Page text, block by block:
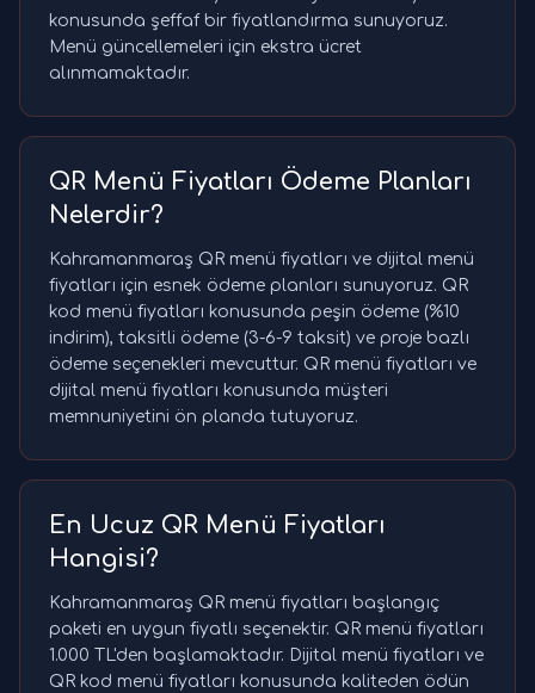
konusunda şeffaf bir fiyatlandırma sunuyoruz.
Menü güncellemeleri için ekstra ücret
alınmamaktadır.
QR Menü Fiyatları Ödeme Planları
Nelerdir?
Kahramanmaraş QR menü fiyatları ve dijital menü
fiyatları için esnek ödeme planları sunuyoruz. QR
kod menü fiyatları konusunda peşin ödeme (%10
indirim), taksitli ödeme (3-6-9 taksit) ve proje bazlı
ödeme seçenekleri mevcuttur. QR menü fiyatları ve
dijital menü fiyatları konusunda müşteri
memnuniyetini ön planda tutuyoruz.
En Ucuz QR Menü Fiyatları
Hangisi?
Kahramanmaraş QR menü fiyatları başlangıç
paketi en uygun fiyatlı seçenektir. QR menü fiyatları
1.000 TL'den başlamaktadır. Dijital menü fiyatları ve
QR kod menü fiyatları konusunda kaliteden ödün